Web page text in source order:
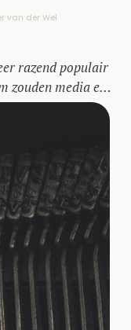
van der Wel
razend populair
zouden media er